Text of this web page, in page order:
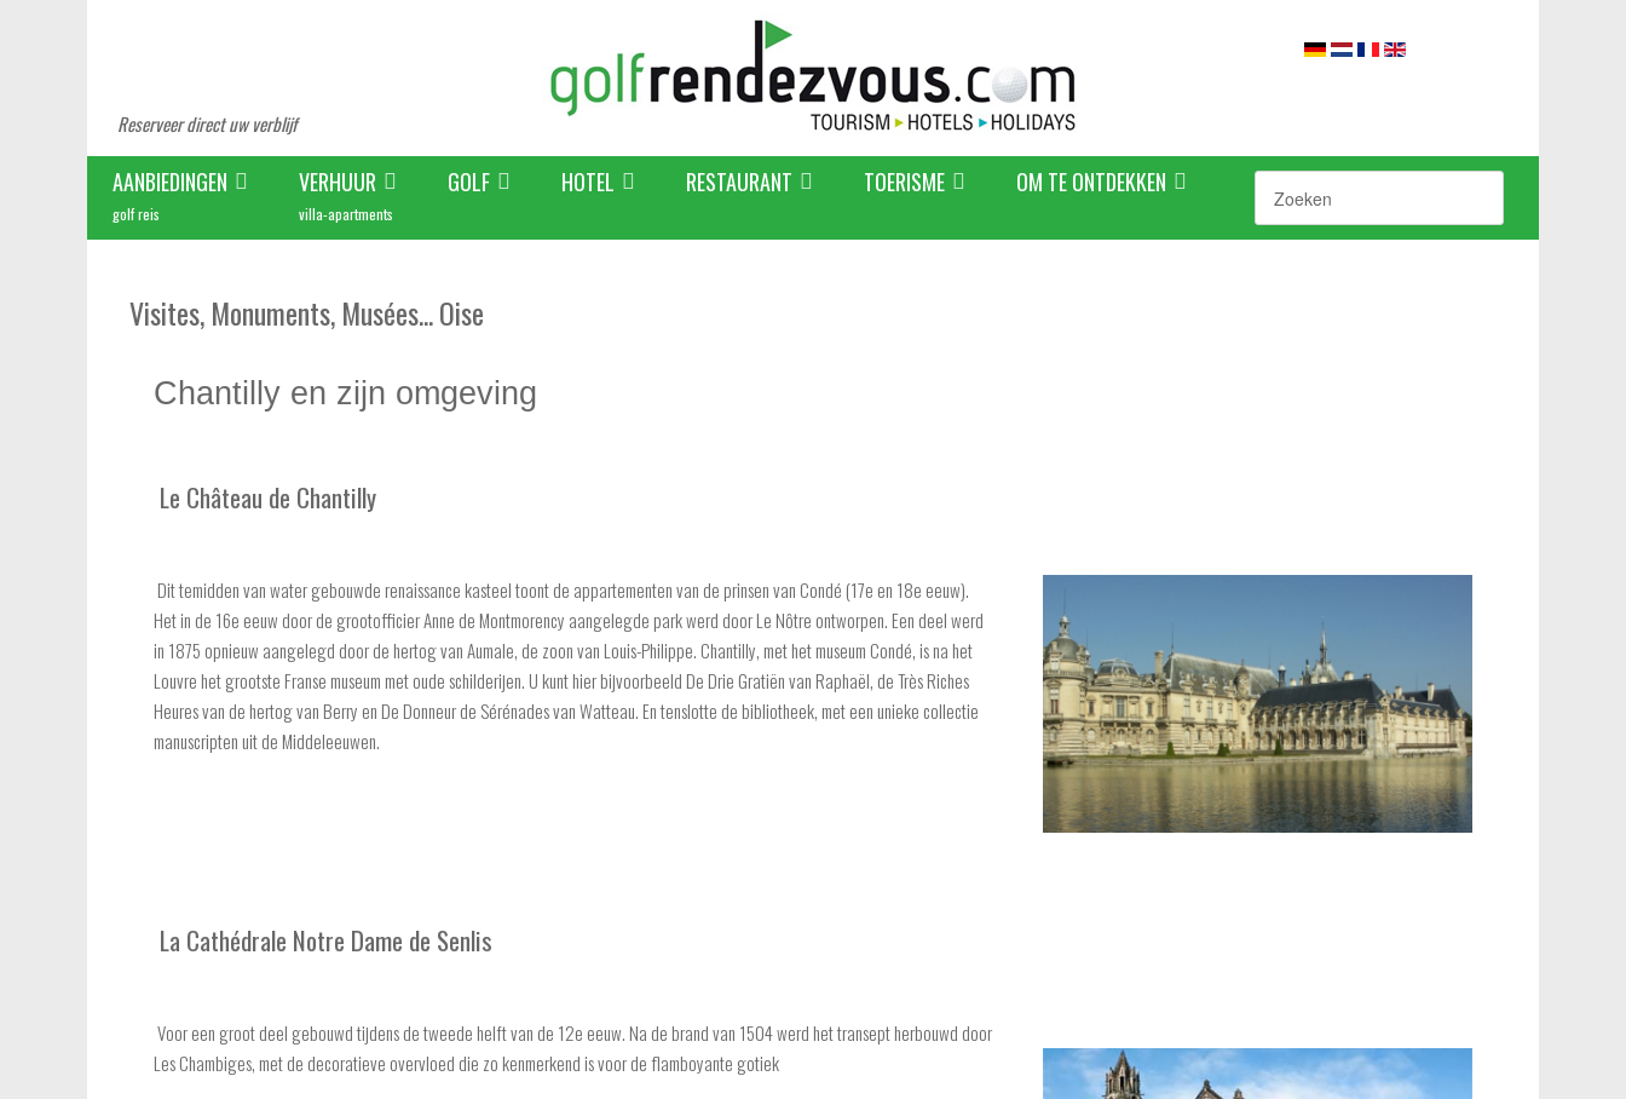
Reserveer direct uw verblijf
AANBIEDINGEN
golf reis
VERHUUR
villa-apartments
GOLF HOTEL RESTAURANT TOERISME OM TE ONTDEKKEN
Visites, Monuments, Musées... Oise
Chantilly en zijn omgeving
Le Château de Chantilly
Dit temidden van water gebouwde renaissance kasteel toont de appartementen van de prinsen van Condé (17e en 18e eeuw).
Het in de 16e eeuw door de grootofficier Anne de Montmorency aangelegde park werd door Le Nôtre ontworpen. Een deel werd
in 1875 opnieuw aangelegd door de hertog van Aumale, de zoon van Louis-Philippe. Chantilly, met het museum Condé, is na het
Louvre het grootste Franse museum met oude schilderijen. U kunt hier bijvoorbeeld De Drie Gratiën van Raphaël, de Très Riches
Heures van de hertog van Berry en De Donneur de Sérénades van Watteau. En tenslotte de bibliotheek, met een unieke collectie
manuscripten uit de Middeleeuwen.
La Cathédrale Notre Dame de Senlis
Voor een groot deel gebouwd tijdens de tweede helft van de 12e eeuw. Na de brand van 1504 werd het transept herbouwd door
Les Chambiges, met de decoratieve overvloed die zo kenmerkend is voor de flamboyante gotiek